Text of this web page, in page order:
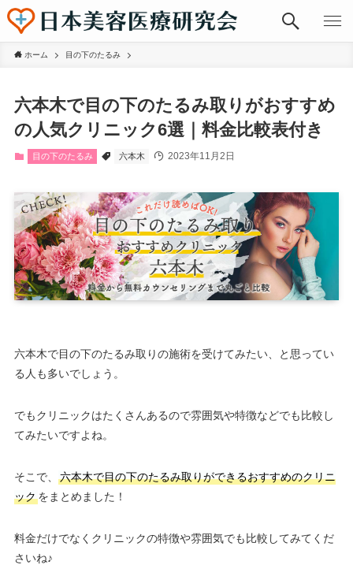
ホーム 目の下のたるみ
六本木で目の下のたるみ取りがおすすめ
の人気クリニック6選｜料金比較表付き
目の下のたるみ 六本木 2023年11月2日
六本木で目の下のたるみ取りの施術を受けてみたい、と思ってい
る人も多いでしょう。
でもクリニックはたくさんあるので雰囲気や特徴などでも比較し
てみたいですよね。
そこで、
六本木で目の下のたるみ取りができるおすすめのクリニ
ックをまとめました！
料金だけでなくクリニックの特徴や雰囲気でも比較してみてくだ
さいね♪